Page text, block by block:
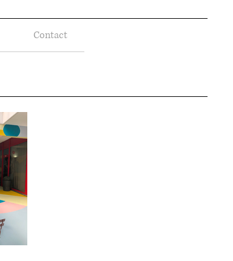
Contact